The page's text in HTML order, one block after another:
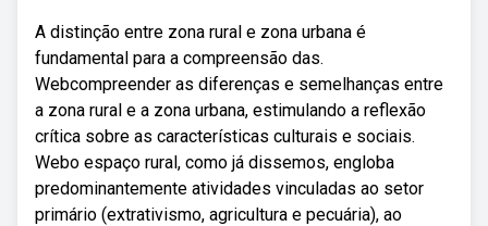
A distinção entre zona rural e zona urbana é
fundamental para a compreensão das.
Webcompreender as diferenças e semelhanças entre
a zona rural e a zona urbana, estimulando a reflexão
crítica sobre as características culturais e sociais.
Webo espaço rural, como já dissemos, engloba
predominantemente atividades vinculadas ao setor
primário (extrativismo, agricultura e pecuária), ao